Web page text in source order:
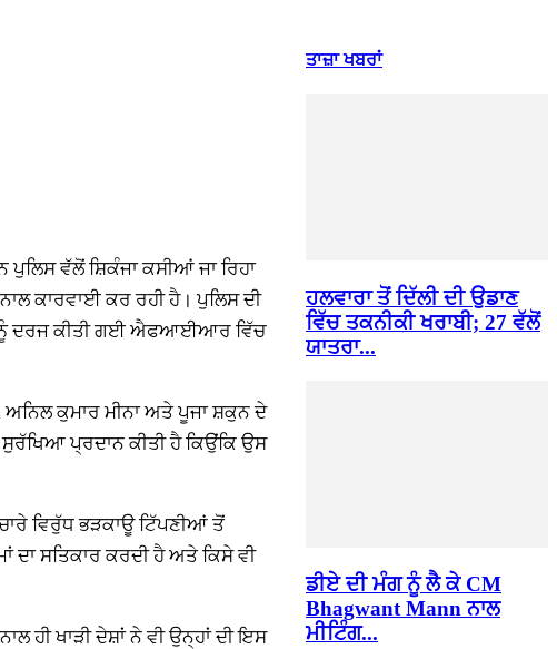
ਪੁਲਿਸ ਵੱਲੋਂ ਸ਼ਿਕੰਜਾ ਕਸੀਆਂ ਜਾ ਰਿਹਾ
ਕਾਰਵਾਈ ਕਰ ਰਹੀ ਹੈ। ਪੁਲਿਸ ਦੀ
ਨੂੰ ਦਰਜ ਕੀਤੀ ਗਈ ਐਫਆਈਆਰ ਵਿੱਚ
ਅਨਿਲ ਕੁਮਾਰ ਮੀਨਾ ਅਤੇ ਪੂਜਾ ਸ਼ਕੁਨ ਦੇ
ਪ੍ਰਦਾਨ ਕੀਤੀ ਹੈ ਕਿਉਂਕਿ ਉਸ
ਵਿਰੁੱਧ ਭੜਕਾਊ ਟਿੱਪਣੀਆਂ ਤੋਂ
ਸਤਿਕਾਰ ਕਰਦੀ ਹੈ ਅਤੇ ਕਿਸੇ ਵੀ
ਹੀ ਖਾੜੀ ਦੇਸ਼ਾਂ ਨੇ ਵੀ ਉਨ੍ਹਾਂ ਦੀ ਇਸ
ਤਾਜ਼ਾ ਖਬਰਾਂ
ਹਲਵਾਰਾ ਤੋਂ ਦਿੱਲੀ ਦੀ ਉਡਾਣ
ਵਿੱਚ ਤਕਨੀਕੀ ਖਰਾਬੀ; 27 ਵੱਲੋਂ
ਯਾਤਰਾ...
ਡੀਏ ਦੀ ਮੰਗ ਨੂੰ ਲੈ ਕੇ CM
Bhagwant Mann ਨਾਲ
ਮੀਟਿੰਗ...